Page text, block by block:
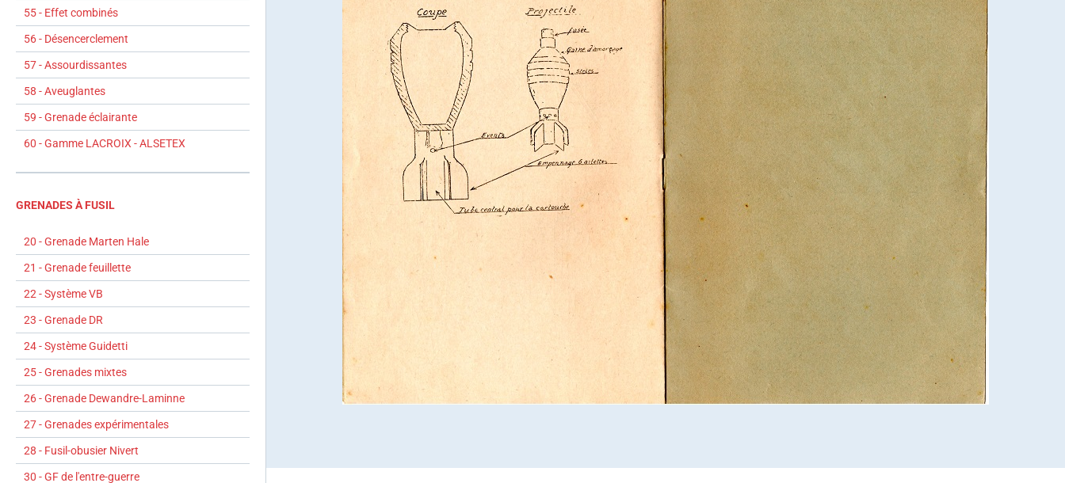
55 - Effet combinés
56 - Désencerclement
57 - Assourdissantes
58 - Aveuglantes
59 - Grenade éclairante
60 - Gamme LACROIX - ALSETEX
GRENADES À FUSIL
20 - Grenade Marten Hale
21 - Grenade feuillette
22 - Système VB
23 - Grenade DR
24 - Système Guidetti
25 - Grenades mixtes
26 - Grenade Dewandre-Laminne
27 - Grenades expérimentales
28 - Fusil-obusier Nivert
30 - GF de l'entre-guerre